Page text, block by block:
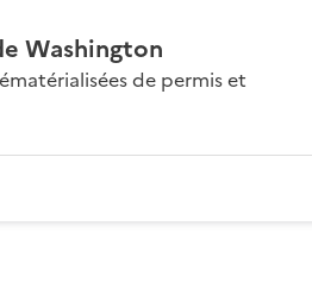
Washington
de permis et